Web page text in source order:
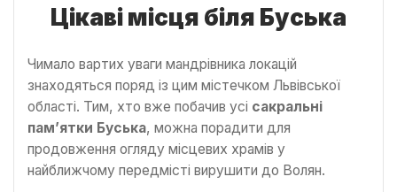
Цікаві місця біля Буська
Чимало вартих уваги мандрівника локацій
знаходяться поряд із цим містечком Львівської
області. Тим, хто вже побачив усі сакральні
пам’ятки Буська, можна порадити для
продовження огляду місцевих храмів у
найближчому передмісті вирушити до Волян.